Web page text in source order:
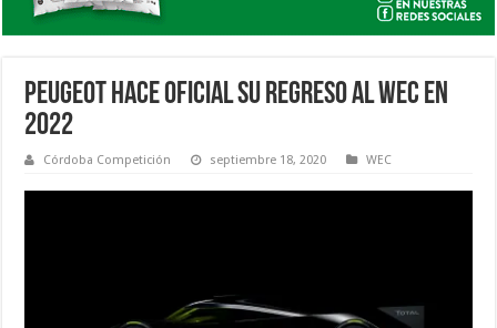
PEUGEOT HACE OFICIAL SU REGRESO AL WEC EN
2022
Córdoba Competición septiembre 18, 2020 WEC